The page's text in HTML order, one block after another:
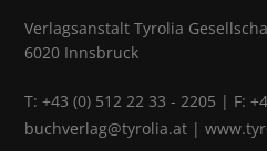
Verlagsanstalt Tyrolia
6020 Innsbruck
T:+43 (0) 512 22 33 - 2205 | F:
buchverlag@tyrolia.at |